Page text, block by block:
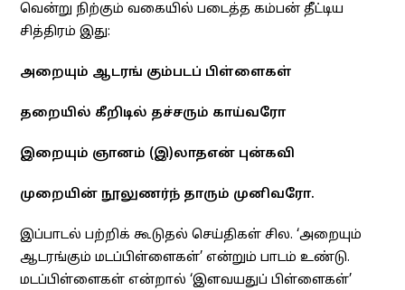
வென்று நிற்கும் வகையில் படைத்த கம்பன் தீட்டிய
சித்திரம் இது:
அறையும் ஆடரங் கும்படப் பிள்ளைகள்
தறையில் கீறிடில் தச்சரும் காய்வரோ
இறையும் ஞானம் (இ)லாதஎன் புன்கவி
முறையின் நூலுணர்ந் தாரும் முனிவரோ.
இப்பாடல் பற்றிக் கூடுதல் செய்திகள் சில. ‘அறையும்
ஆடரங்கும் மடப்பிள்ளைகள்’ என்றும் பாடம் உண்டு.
மடப்பிள்ளைகள் என்றால் ‘இளவயதுப் பிள்ளைகள்’